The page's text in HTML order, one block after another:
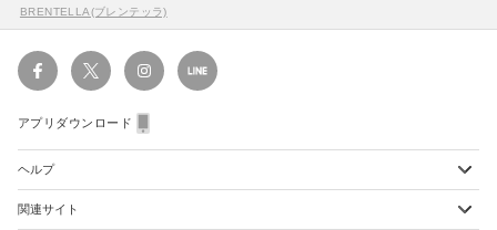
BRENTELLA(ブレンテッラ)
アプリダウンロード
ヘルプ
ショッピングガイド
関連サイト